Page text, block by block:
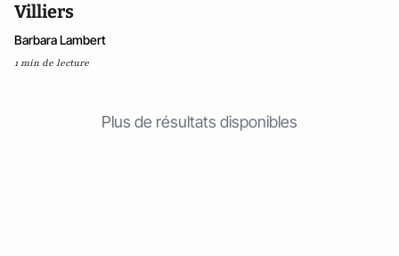
Villiers
Barbara Lambert
1 min de lecture
Plus de résultats disponibles